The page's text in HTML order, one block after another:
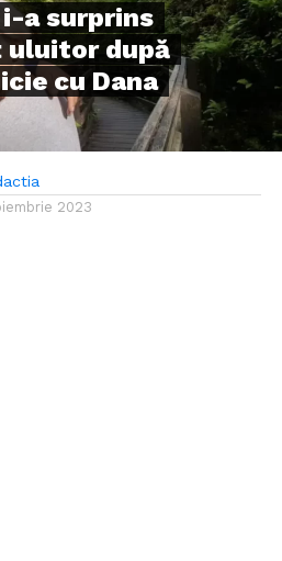
i-a surprins
uluitor după
cu Dana
2023